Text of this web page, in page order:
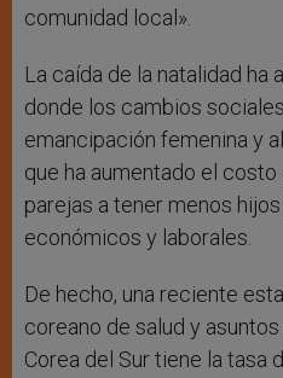
comunidad local».
La caída de la natalidad ha
donde los cambios
emancipación femenina y
que ha aumentado el costo
parejas a tener menos
económicos y laborales.
De hecho, una reciente
coreano de salud y
Corea del Sur tiene la tasa